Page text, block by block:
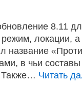
8.11
локации,
название
в чьи составы
Также… Читать